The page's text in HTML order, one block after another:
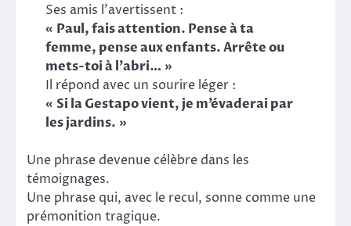
Ses amis l’avertissent :
« Paul, fais attention. Pense à ta
femme, pense aux enfants. Arrête ou
mets-toi à l’abri… »
Il répond avec un sourire léger :
« Si la Gestapo vient, je m’évaderai par
les jardins. »
Une phrase devenue célèbre dans les
témoignages.
Une phrase qui, avec le recul, sonne comme une
prémonition tragique.